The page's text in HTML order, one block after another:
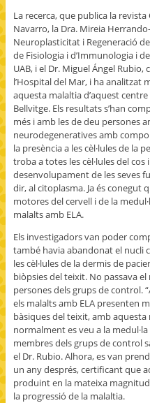
La recerca, que publica la revista
Navarro, la Dra. Mireia
Neuroplasticitat i Regeneració
de Fisiologia i d’Immunologia i
UAB, i el Dr. Miguel Ángel Rubio,
l’Hospital del Mar, i ha analitzat
aquesta malaltia d’aquest
Bellvitge. Els resultats s’han
més i amb les de deu persones
neurodegeneratives amb
la presència a les cèl·lules de la
troba a totes les cèl·lules del cos
desenvolupament de les seves
dir, al citoplasma. Ja és conegut
motores del cervell i de la
malalts amb ELA.
Els investigadors van poder
també havia abandonat el nucli
les cèl·lules de la dermis de
biòpsies del teixit. No passava
persones dels grups de control.
els malalts amb ELA presenten
bàsiques del teixit, amb
normalment es veu a la
membres dels grups de control
el Dr. Rubio. Alhora, es van
un any després, certificant que
produint en la mateixa
la progressió de la malaltia.